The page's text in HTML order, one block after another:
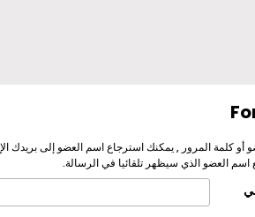
كلمة المرور , يمكنك استرجاع اسم العضو إلى بريدك
اسم العضو الذي سيظهر تلقائيا في الرسالة.